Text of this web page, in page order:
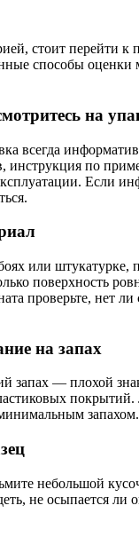
стоит перейти к
способы оценки
на
всегда
инструкция по
Если
или штукатурке,
поверхность
проверьте, нет ли
на запах
запах — плохой
запахом.
небольшой
не осыпается ли